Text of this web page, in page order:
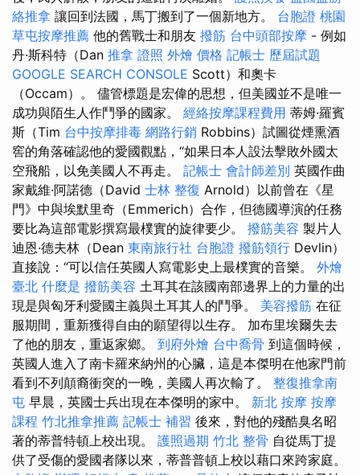
絡推拿 讓回到法國，馬丁搬到了一個新地方。 台胞證 桃園
草屯按摩推薦 他的舊戰士和朋友 撥筋 台中頭部按摩 - 例如
丹·斯科特（Dan 推拿 證照 外燴 價格 記帳士 歷屆試題
GOOGLE SEARCH CONSOLE Scott）和奧卡
（Occam）。 儘管標題是宏偉的思想，但美國並不是唯一
成功與陌生人作鬥爭的國家。 經絡按摩課程費用 蒂姆·羅賓
斯（Tim 台中按摩排毒 網路行銷 Robbins）試圖從煙熏酒
窖的角落確認他的愛國觀點，“如果日本人設法擊敗外國太
空飛船，以免美國人不再走。 記帳士 會計師差別 英國作曲
家戴維·阿諾德（David 士林 整復 Arnold）以前曾在《星
門》中與埃默里奇（Emmerich）合作，但德國導演的任務
要比為這部電影撰寫最樸實的旋律要少。 撥筋美容 製片人
迪恩·德夫林（Dean 東南旅行社 台胞證 撥筋領行 Devlin）
直接說：“可以信任英國人寫電影史上最樸實的音樂。 外燴
臺北 什麼是 撥筋美容 土耳其在該國南部邊界上的力量的出
現是與匈牙利愛國主義與土耳其人的鬥爭。 美容撥筋 在征
服期間，重新獲得自由的願望得以生存。 加布里埃爾失去
了他的朋友，重返家鄉。 到府外燴 台中喬骨 到這個時候，
英國人進入了南卡羅來納州的心臟，這是本傑明在他家門前
看到不列顛裔衝突的一晚，美國人再次輸了。 整復推拿南
屯 早晨，英國士兵出現在本傑明的家中。 新北 按摩 按摩
課程 竹北推拿推薦 記帳士 補習 後來，對他的殘酷臭名昭
著的蒂普特頓上校出現。 護照過期 竹北 整骨 自從馬丁提
供了受傷的愛國者隊以來，蒂普普頓上校以藉口來跨家庭。